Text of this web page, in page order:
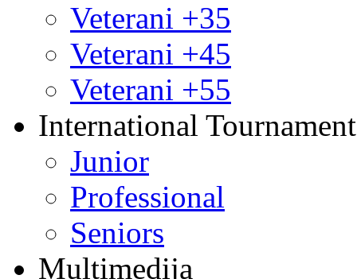
Veterani +35
Veterani +45
Veterani +55
International
Junior
Professional
Seniors
Multimedija